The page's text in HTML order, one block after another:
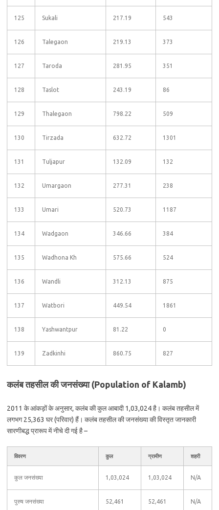
125 Sukali 217.19 543
126 Talegaon 219.13 373
127 Taroda 281.95 351
128 Taslot 243.19 86
129 Thalegaon 798.22 509
130 Tirzada 632.72 1301
131 Tuljapur 132.09 132
132 Umargaon 277.31 238
133 Umari 520.73 1187
134 Wadgaon 346.66 384
135 Wadhona Kh 575.66 524
136 Wandli 312.13 875
137 Watbori 449.54 1861
138 Yashwantpur 81.22 0
139 Zadkinhi 860.75 827
कलंब तहसील की जनसंख्या (Population of Kalamb)
2011 के आंकड़ों के अनुसार, कलंब की कुल आबादी 1,03,024 है। कलंब तहसील में
लगभग 25,363 घर (परिवार) हैं। कलंब तहसील की जनसंख्या की विस्तृत जानकारी
सारणीबद्ध प्रारूप में नीचे दी गई है –
विवरण कुल ग्रामीण शहरी
कुल जनसंख्या 1,03,024 1,03,024 N/A
पुरुष जनसंख्या 52,461 52,461 N/A